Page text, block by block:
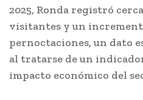
2025, Ronda registró
visitantes y un
pernoctaciones, un dato
al tratarse de un
impacto económico del